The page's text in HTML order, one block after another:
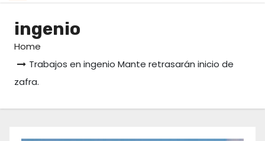
ingenio
Home
Trabajos en ingenio Mante retrasarán inicio de
zafra.